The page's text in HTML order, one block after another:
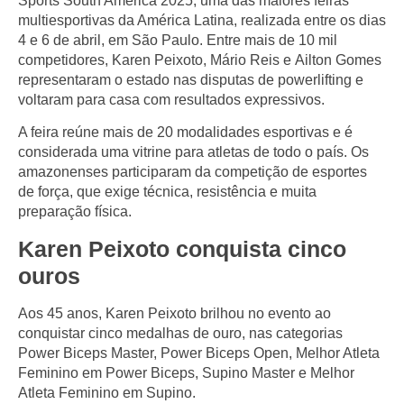
multiesportivas da América Latina, realizada entre os dias
4 e 6 de abril, em São Paulo. Entre mais de 10 mil
competidores, Karen Peixoto, Mário Reis e Ailton Gomes
representaram o estado nas disputas de powerlifting e
voltaram para casa com resultados expressivos.
A feira reúne mais de 20 modalidades esportivas e é
considerada uma vitrine para atletas de todo o país. Os
amazonenses participaram da competição de esportes
de força, que exige técnica, resistência e muita
preparação física.
Karen Peixoto conquista cinco
ouros
Aos 45 anos, Karen Peixoto brilhou no evento ao
conquistar cinco medalhas de ouro, nas categorias
Power Biceps Master, Power Biceps Open, Melhor Atleta
Feminino em Power Biceps, Supino Master e Melhor
Atleta Feminino em Supino.